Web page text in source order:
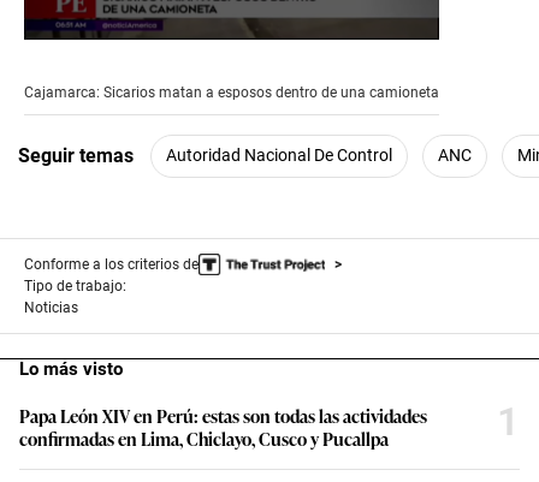
of
2
seconds
Cajamarca: Sicarios matan a esposos dentro de una camioneta
Seguir temas Autoridad Nacional De Control ANC
Conforme a los criterios de
Tipo de trabajo:
Noticias
Lo más visto
Papa León XIV en Perú: estas son todas las actividades
confirmadas en Lima, Chiclayo, Cusco y Pucallpa
1